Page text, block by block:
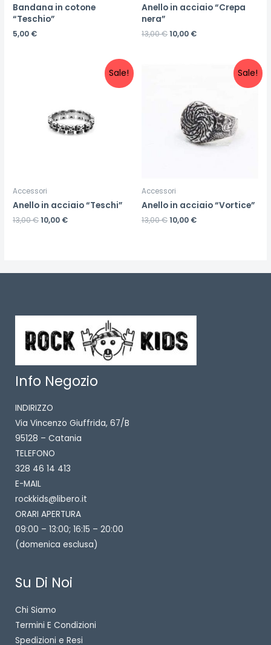
Bandana in cotone
“Teschio”
5,00 €
Anello in acciaio “Crepa
nera”
13,00€10,00 €
Sale!
Accessori
Anello in acciaio “Teschi”
13,00€10,00 €
Sale!
Accessori
Anello in acciaio “Vortice”
13,00€10,00 €
Info Negozio
INDIRIZZO
Via Vincenzo Giuffrida, 67/B
95128 – Catania
TELEFONO
328 46 14 413
E-MAIL
rockkids@libero.it
ORARI APERTURA
09:00 – 13:00; 16:15 – 20:00
(domenica esclusa)
Su Di Noi
Chi Siamo
Termini E Condizioni
Spedizioni e Resi